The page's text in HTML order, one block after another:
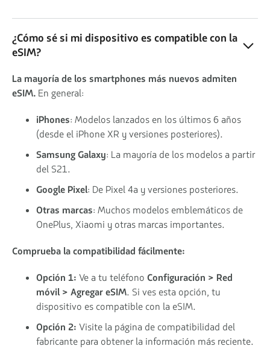
¿Cómo sé si mi dispositivo es compatible con la
eSIM?
La mayoría de los smartphones más nuevos admiten
eSIM. En general:
iPhones: Modelos lanzados en los últimos 6 años
(desde el iPhone XR y versiones posteriores).
Samsung Galaxy: La mayoría de los modelos a partir
del S21.
Google Pixel: De Pixel 4a y versiones posteriores.
Otras marcas: Muchos modelos emblemáticos de
OnePlus, Xiaomi y otras marcas importantes.
Comprueba la compatibilidad fácilmente:
Opción 1: Ve a tu teléfono Configuración > Red
móvil > Agregar eSIM. Si ves esta opción, tu
dispositivo es compatible con la eSIM.
Opción 2: Visite la página de compatibilidad del
fabricante para obtener la información más reciente.